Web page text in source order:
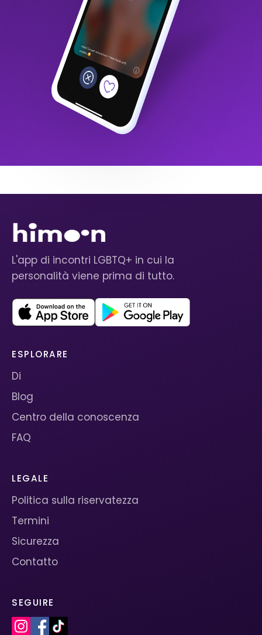
L'app di incontri LGBTQ+ in cui la
personalità viene prima di tutto.
ESPLORARE
Di
Blog
Centro della conoscenza
FAQ
LEGALE
Politica sulla riservatezza
Termini
Sicurezza
Contatto
SEGUIRE